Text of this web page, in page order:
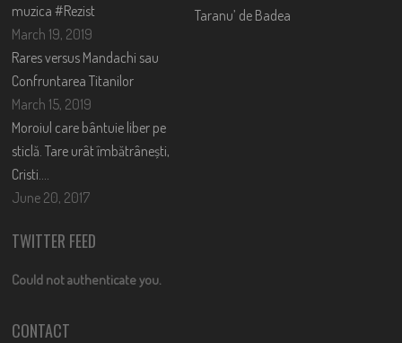
muzica #Rezist
March 19, 2019
Rares versus Mandachi sau
Confruntarea Titanilor
March 15, 2019
Moroiul care bântuie liber pe
sticlă. Tare urât îmbătrânești,
Cristi….
June 20, 2017
Taranu’ de Badea
TWITTER FEED
Could not authenticate you.
CONTACT